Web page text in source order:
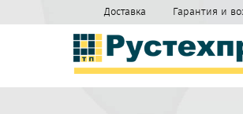
Доставка Гарантия и